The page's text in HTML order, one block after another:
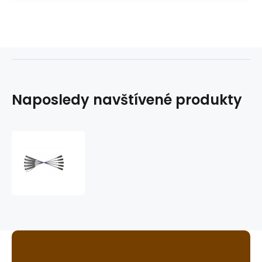
Naposledy navštívené produkty